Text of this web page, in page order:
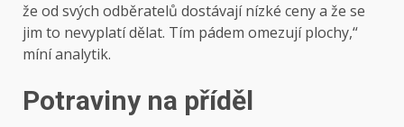
že od svých odběratelů dostávají nízké ceny a že se
jim to nevyplatí dělat. Tím pádem omezují plochy,“
míní analytik.
Potraviny na příděl